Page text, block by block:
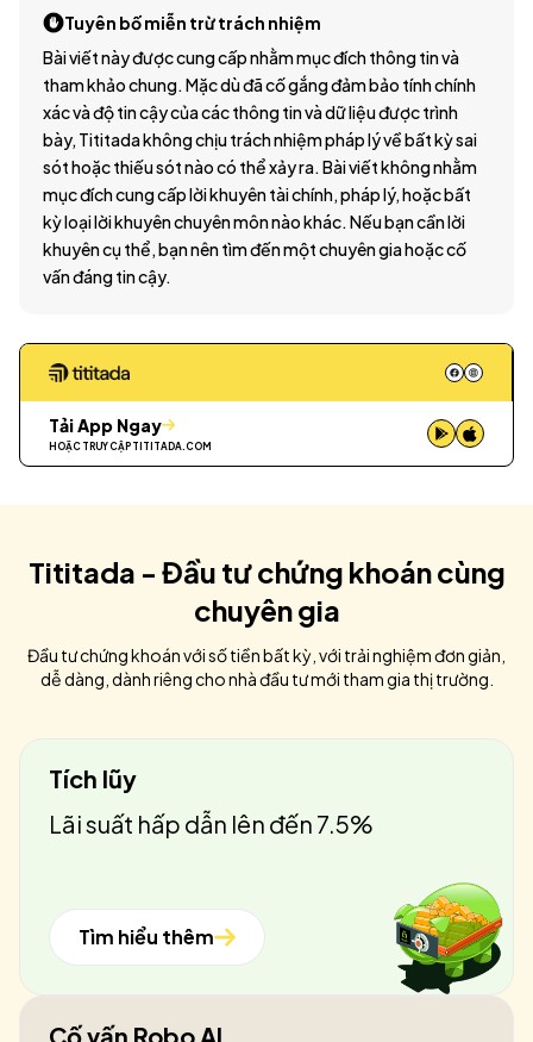
Tuyên bố miễn trừ trách nhiệm
Bài viết này được cung cấp nhằm mục đích thông tin và
tham khảo chung. Mặc dù đã cố gắng đảm bảo tính chính
xác và độ tin cậy của các thông tin và dữ liệu được trình
bày, Tititada không chịu trách nhiệm pháp lý về bất kỳ sai
sót hoặc thiếu sót nào có thể xảy ra. Bài viết không nhằm
mục đích cung cấp lời khuyên tài chính, pháp lý, hoặc bất
kỳ loại lời khuyên chuyên môn nào khác. Nếu bạn cần lời
khuyên cụ thể, bạn nên tìm đến một chuyên gia hoặc cố
vấn đáng tin cậy.
Tải App Ngay
HOẶC TRUY CẬP TITITADA.COM
Tititada - Đầu tư chứng khoán cùng
chuyên gia
Đầu tư chứng khoán với số tiền bất kỳ, với trải nghiệm đơn giản,
dễ dàng, dành riêng cho nhà đầu tư mới tham gia thị trường.
Tích lũy
Lãi suất hấp dẫn lên đến 7.5%
Tìm hiểu thêm
Cố vấn Robo AI